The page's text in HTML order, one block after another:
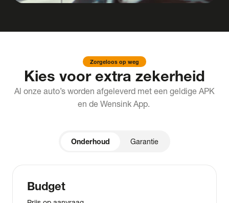
Zorgeloos op weg
Kies voor extra zekerheid
Al onze auto’s worden afgeleverd met een geldige APK
en de Wensink App.
Onderhoud Garantie
Budget